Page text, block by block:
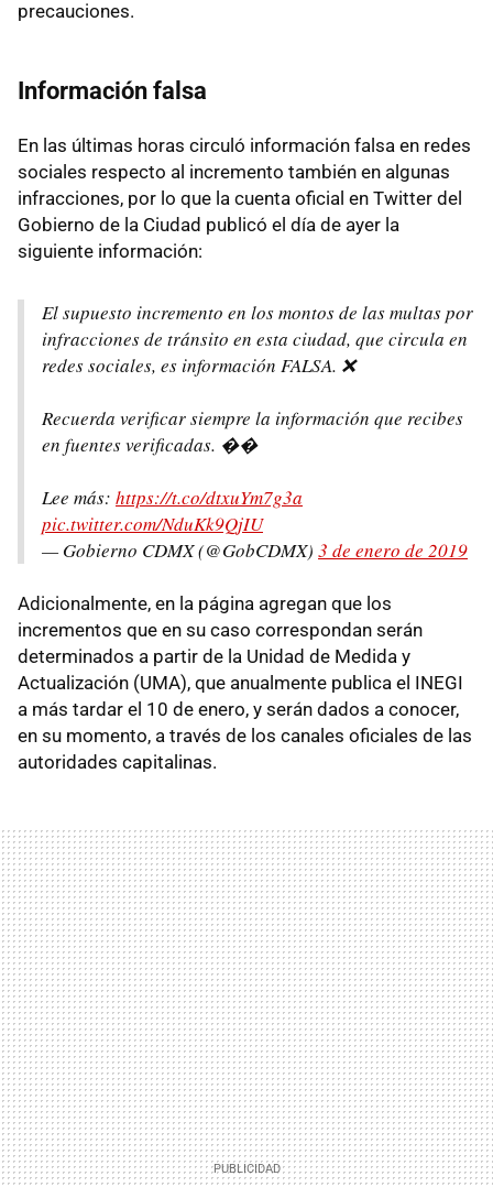
precauciones.
Información falsa
En las últimas horas circuló información falsa en redes
sociales respecto al incremento también en algunas
infracciones, por lo que la cuenta oficial en Twitter del
Gobierno de la Ciudad publicó el día de ayer la
siguiente información:
El supuesto incremento en los montos de las multas por
infracciones de tránsito en esta ciudad, que circula en
redes sociales, es información FALSA. ❌
Recuerda verificar siempre la información que recibes
en fuentes verificadas. ��
Lee más: https://t.co/dtxuYm7g3a
pic.twitter.com/NduKk9QjIU
— Gobierno CDMX (@GobCDMX) 3 de enero de 2019
Adicionalmente, en la página agregan que los
incrementos que en su caso correspondan serán
determinados a partir de la Unidad de Medida y
Actualización (UMA), que anualmente publica el INEGI
a más tardar el 10 de enero, y serán dados a conocer,
en su momento, a través de los canales oficiales de las
autoridades capitalinas.